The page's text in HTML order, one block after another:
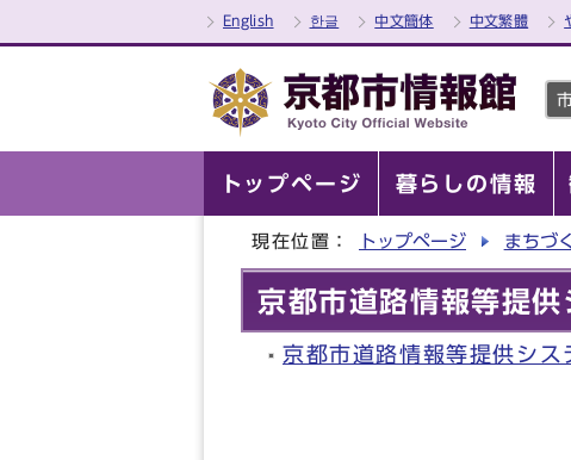
English 한글 中文簡体 中文繁體
トップページ 暮らしの情報
現在位置： トップページ まちづ
京都市道路情報等提供
京都市道路情報等提供シス